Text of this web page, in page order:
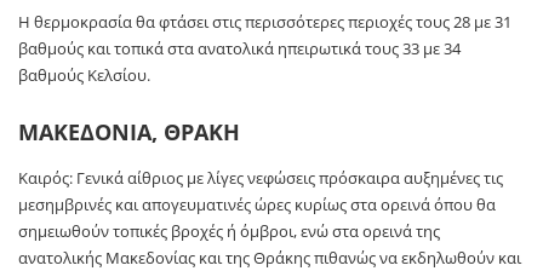
Η θερμοκρασία θα φτάσει στις περισσότερες περιοχές τους 28 με 31
βαθμούς και τοπικά στα ανατολικά ηπειρωτικά τους 33 με 34
βαθμούς Κελσίου.
ΜΑΚΕΔΟΝΙΑ, ΘΡΑΚΗ
Καιρός: Γενικά αίθριος με λίγες νεφώσεις πρόσκαιρα αυξημένες τις
μεσημβρινές και απογευματινές ώρες κυρίως στα ορεινά όπου θα
σημειωθούν τοπικές βροχές ή όμβροι, ενώ στα ορεινά της
ανατολικής Μακεδονίας και της Θράκης πιθανώς να εκδηλωθούν και